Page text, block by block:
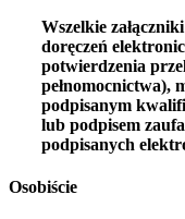
Wszelkie
doręczeń
potwierdzenia
pełnomocnictwa),
podpisanym
lub podpisem
podpisanych
Osobiście